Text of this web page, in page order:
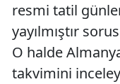
resmi tatil
yayılmıştır
O halde
takvimini